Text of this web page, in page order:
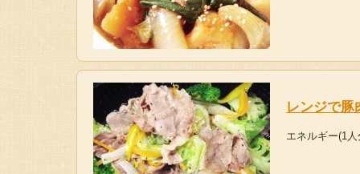
レンジで豚
エネルギー(1人